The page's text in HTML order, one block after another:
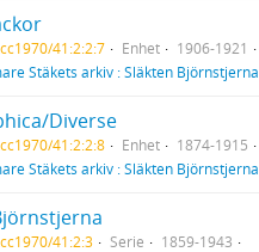
41:2:2:7 Enhet
1906-1921
Stäkets arkiv : Släkten Björnstjerna
Diverse
41:2:2:8 Enhet
1874-1915
Stäkets arkiv : Släkten Björnstjerna
41:2:3 Serie
1859-1943